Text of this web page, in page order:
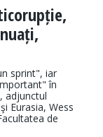
sprint", iar
în
adjunctul
Eurasia, Wess
de